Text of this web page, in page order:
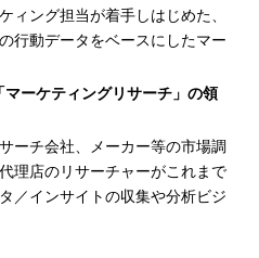
ィング担当が着手しはじめた、
行動データをベースにしたマー
マーケティングリサーチ」の領
ーチ会社、メーカー等の市場調
理店のリサーチャーがこれまで
／インサイトの収集や分析ビジ